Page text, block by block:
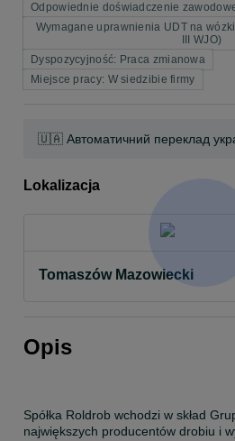
Odpowiednie doświadczenie
Wymagane uprawnienia UDT na
III WJO)
Dyspozycyjność: Praca zmianowa
Miejsce pracy: W siedzibie firmy
🇺🇦 Автоматичний переклад
Lokalizacja
Tomaszów Mazowiecki
Opis
Spółka Roldrob wchodzi w skład
największych producentów drobiu i